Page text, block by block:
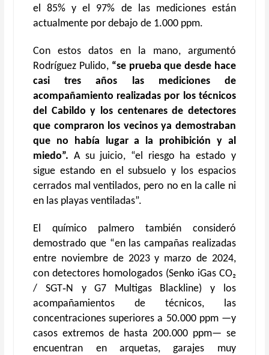
el 85% y el 97% de las mediciones están
actualmente por debajo de 1.000 ppm.
Con estos datos en la mano,
argumentó
Rodríguez Pulido, “se prueba quedesde hace
casi tres años las mediciones de
acompañamiento realizadas por los técnicos
del Cabildo y los centenares de detectores
que compraron los vecinos ya demostraban
que no había lugar a la prohibición y al
miedo”. A su juicio, “el riesgo ha estado y
sigue estando en el subsuelo y los espacios
cerrados mal ventilados, pero no en la calle ni
en las playas ventiladas”.
El químico palmero también consideró
demostrado que “en las campañas realizadas
entre noviembre de 2023 y marzo de 2024,
con detectores homologados (Senko iGas CO₂
/ SGT‑N y G7 Multigas Blackline) y los
acompañamientos de técnicos, las
concentraciones superiores a 50.000 ppm —y
casos extremos de hasta 200.000 ppm— se
encuentran en arquetas, garajes muy